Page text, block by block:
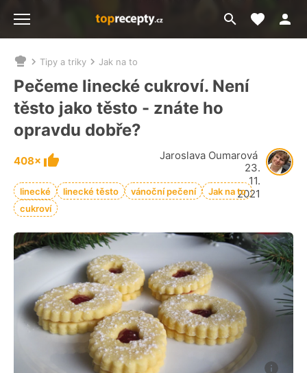
Přejít
na
Moje
Nacházíte
se
zde:
Tipy a triky Jak na to
Pečeme linecké cukroví. Není
těsto jako těsto - znáte ho
opravdu dobře?
408×
Jaroslava Oumarová
23.
11.
2021
linecké linecké těsto vánoční pečení
Jak na to
cukroví